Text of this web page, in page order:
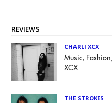
REVIEWS
CHARLI XCX
Music,
XCX
THE STROKES